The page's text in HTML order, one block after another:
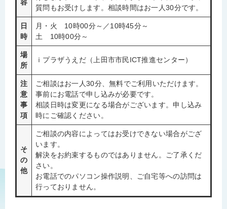
容
質問もお受けします。相談時間はお一人30分です。
日
時
月・火 10時00分～／10時45分～
土 10時00分～
場
所
ｉプラザうえだ（上田市市民ICT推進センター）
注
意
事
項
ご相談はお一人30分、無料でご利用いただけます。
事前にお電話で申し込みが必要です。
相談日時は変更になる場合がございます。申し込み
時にご確認ください。
そ
の
他
ご相談の内容によってはお受けできない場合がござ
います。
解決をお約束するものではありません。ご了承くだ
さい。
お電話でのパソコン操作説明、ご自宅等への訪問は
行っておりません。